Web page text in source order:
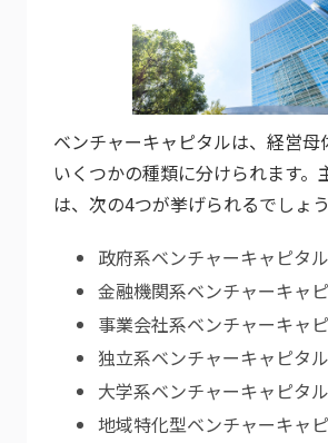
ベンチャーキャピタルは、経営母
いくつかの種類に分けられます。
は、次の4つが挙げられるでしょう
政府系ベンチャーキャピタル
金融機関系ベンチャーキャピ
事業会社系ベンチャーキャピ
独立系ベンチャーキャピタル
大学系ベンチャーキャピタル
地域特化型ベンチャーキャ